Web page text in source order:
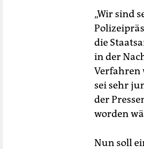
„Wir sind
die
in der
Verfahren
sei sehr
der
worden
Nun soll